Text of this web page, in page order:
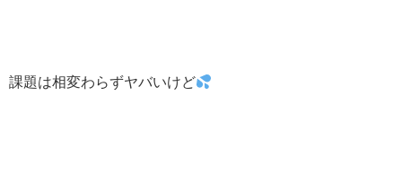
課題は相変わらずヤバいけど